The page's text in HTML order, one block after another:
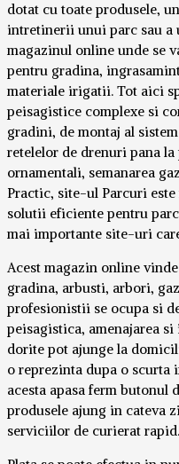
dotat cu toate produsele,
intretinerii unui parc sau a
magazinul online unde se
pentru gradina,
materiale irigatii. Tot aici
peisagistice complexe si
gradini, de montaj al
retelelor de drenuri pana
ornamentali, semanarea
Practic, site-ul Parcuri
solutii eficiente pentru
mai importante site-uri
Acest magazin online
gradina, arbusti, arbori,
profesionistii se ocupa si
peisagistica, amenajarea
dorite pot ajunge la
o reprezinta dupa o scurta
acesta apasa ferm butonul
produsele ajung in cateva
serviciilor de curierat rapid.